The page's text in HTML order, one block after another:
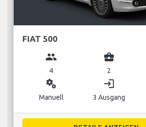
FIAT 500
group
4
business_center
2
miscellaneous_services
Manuell
login
3 Ausgang